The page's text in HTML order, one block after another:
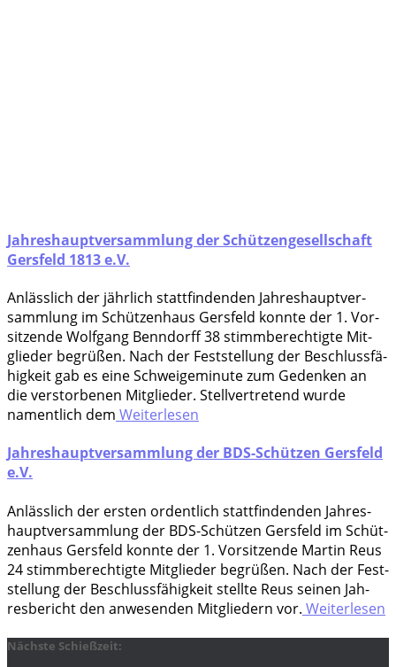
Jahreshauptversammlung der Schützengesellschaft
Gersfeld 1813 e.V.
Anläss­lich der jährlich statt­fin­den­den Jah­res­haupt­ver­
samm­lung im Schüt­zen­haus Gers­feld konn­te der 1. Vor­
sit­zen­de Wolf­gang Ben­n­dorff 38 stimm­be­rech­tig­te Mit­
glie­der begrü­ßen. Nach der Fest­stel­lung der Beschluss­fä­
hig­keit gab es eine Schwei­ge­mi­nu­te zum Gedenken an
die ver­stor­be­nen Mit­glie­der. Stell­ver­tre­tend wur­de
nament­lich dem Weiterlesen
Jahreshauptversammlung der BDS-Schützen Gersfeld
e.V.
Anläss­lich der ers­ten ordent­lich statt­fin­den­den Jah­res­
haupt­ver­samm­lung der BDS-Schüt­zen Gers­feld im Schüt­
zen­haus Gers­feld konn­te der 1. Vor­sit­zen­de Mar­tin Reus
24 stimm­be­rech­tig­te Mit­glie­der begrü­ßen. Nach der Fest­
stel­lung der Beschluss­fä­hig­keit stell­te Reus sei­nen Jah­
res­be­richt den anwe­sen­den Mit­glie­dern vor. Weiterlesen
Nächste Schießzeit: